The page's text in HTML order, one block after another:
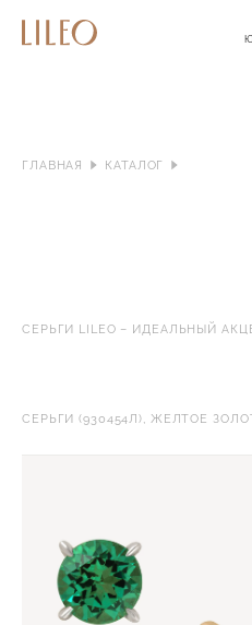
ГЛАВНАЯ КАТАЛОГ
СЕРЬГИ LILEO – ИДЕАЛЬНЫЙ
СЕРЬГИ (930454Л), ЖЕЛТОЕ